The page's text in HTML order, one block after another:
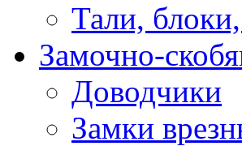
Тали,
Замочно-
Доводчики
Замки